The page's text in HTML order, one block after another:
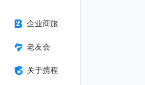
企业商旅
老友会
关于携程